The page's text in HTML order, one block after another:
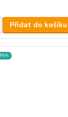
Přidat do košíku